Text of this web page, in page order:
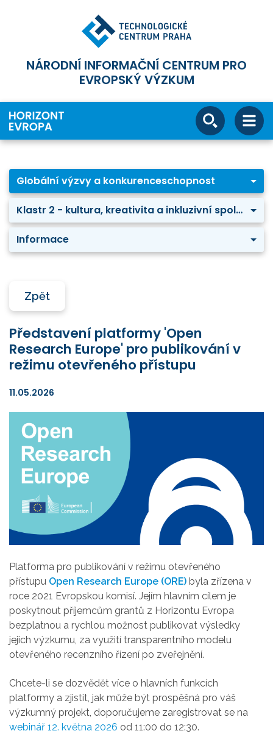
NÁRODNÍ INFORMAČNÍ CENTRUM PRO
EVROPSKÝ VÝZKUM
Globální výzvy a konkurenceschopnost
Klastr 2 - kultura, kreativita a inkluzivní společnost
Informace
Zpět
Představení platformy 'Open
Research Europe' pro publikování v
režimu otevřeného přístupu
11.05.2026
Platforma pro publikování v režimu otevřeného
přístupu Open Research Europe (ORE) byla zřízena v
roce 2021 Evropskou komisí. Jejím hlavním cílem je
poskytnout příjemcům grantů z Horizontu Evropa
bezplatnou a rychlou možnost publikovat výsledky
jejich výzkumu, za využití transparentního modelu
otevřeného recenzního řízení po zveřejnění.
Chcete-li se dozvědět více o hlavních funkcích
platformy a zjistit, jak může být prospěšná pro váš
výzkumný projekt, doporučujeme zaregistrovat se na
webinář 12. května 2026 od 11:00 do 12:30.